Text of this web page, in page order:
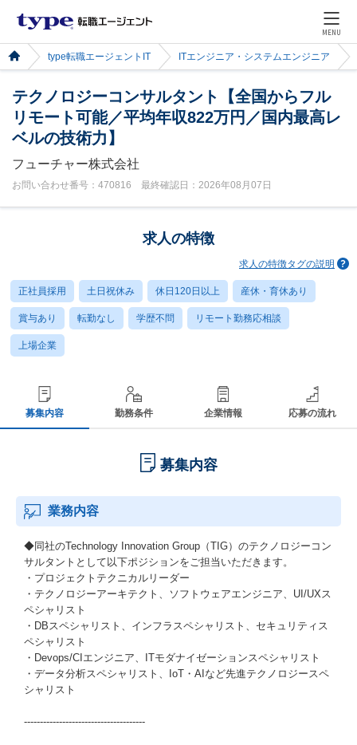
MENU
type転職エージェントIT ITエンジニア・システムエンジニア
テクノロジーコンサルタント【全国からフル
リモート可能／平均年収822万円／国内最高レ
ベルの技術力】
フューチャー株式会社
お問い合わせ番号：470816 最終確認日：2026年08月07日
求人の特徴
求人の特徴タグの説明
正社員採用 土日祝休み 休日120日以上 産休・育休あり
賞与あり 転勤なし 学歴不問 リモート勤務応相談
上場企業
募集内容 勤務条件 企業情報 応募の流れ
募集内容
業務内容
◆同社のTechnology Innovation Group（TIG）のテクノロジーコン
サルタントとして以下ポジションをご担当いただきます。
・プロジェクトテクニカルリーダー
・テクノロジーアーキテクト、ソフトウェアエンジニア、UI/UXス
ペシャリスト
・DBスペシャリスト、インフラスペシャリスト、セキュリティス
ペシャリスト
・Devops/CIエンジニア、ITモダナイゼーションスペシャリスト
・データ分析スペシャリスト、IoT・AIなど先進テクノロジースペ
シャリスト
--------------------------------------